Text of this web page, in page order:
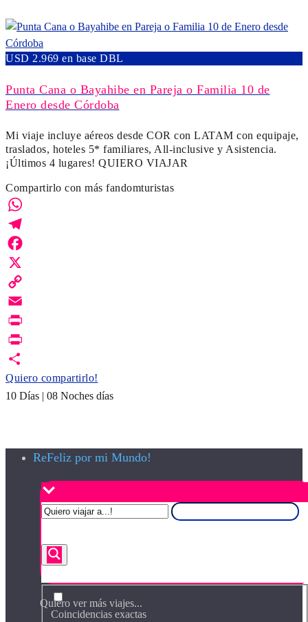
USD 2.969 en base DBL
Punta Cana o Bayahibe en Pareja o Familia 10 de
Enero desde Córdoba
Mi viaje incluye aéreos desde COR con LATAM con equipaje,
traslados, hoteles 5* familiares, All-inclusive y Asistencia.
¡Últimos 4 lugares! QUIERO VIAJAR
Compartirlo con más fandomturistas
WhatsApp
Telegram
Facebook
X
Copy
Link
Email
Print
PrintFriendly
Quiero compartirlo!
10 Días | 08 Noches días
ReFeliz por mi Mundo!
Quiero ver más viajes...
Coincidencias exactas